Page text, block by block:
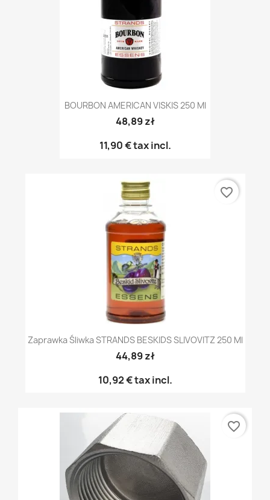
BOURBON AMERICAN VISKIS 250 Ml
48,89 zł
11,90 €tax incl.
Zaprawka Śliwka STRANDS BESKIDS SLIVOVITZ 250 Ml
44,89 zł
10,92 €tax incl.
favorite_border
favorite_border